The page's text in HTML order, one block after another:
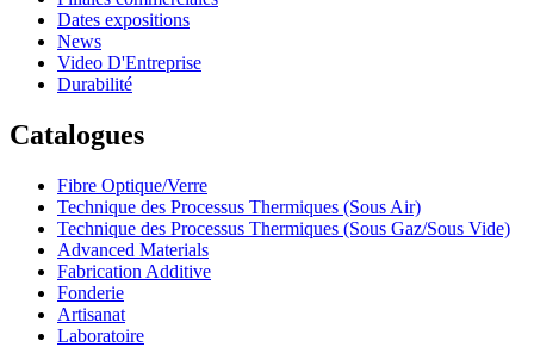
Dates expositions
News
Video D'Entreprise
Durabilité
Catalogues
Fibre Optique/Verre
Technique des Processus Thermiques (Sous Air)
Technique des Processus Thermiques (Sous Gaz/Sous Vide)
Advanced Materials
Fabrication Additive
Fonderie
Artisanat
Laboratoire